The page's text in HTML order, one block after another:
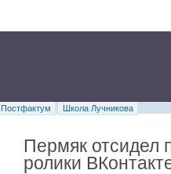
Постфактум
Школа Лучникова
Пермяк отсидел
ролики